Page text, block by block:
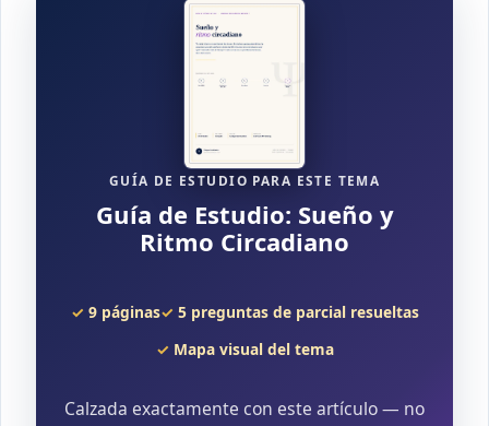
GUÍA DE ESTUDIO PARA ESTE TEMA
Guía de Estudio: Sueño y
Ritmo Circadiano
9 páginas
5 preguntas de parcial resueltas
Mapa visual del tema
Calzada exactamente con este artículo — no